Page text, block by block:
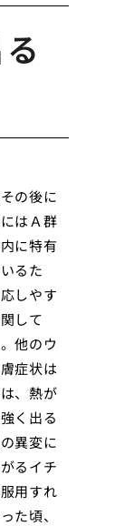
の後に
はＡ群
に特有
るた
しやす
して
他のウ
症状は
、熱が
く出る
異変に
るイチ
用すれ
た頃、